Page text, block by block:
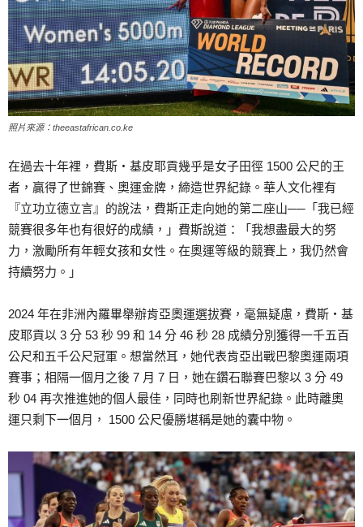
照片來源：theeastafrican.co.ke
在過去十年裡，費斯‧基皮耶貢幾乎是女子田徑 1500 公尺的王
者，贏得了世錦賽、奧運金牌，締造世界紀錄。華人文化裡有
『立功立德立言』的說法，費斯正走向她的第二座山──「我已經
競賽很多年也有很好的成績，」費斯說道：「我想盡最大的努
力，激勵所有年輕女孩和女性。在奧運等級的競賽上，我仍然會
持續努力。」
2024 年在非洲內羅畢舉辦肯亞奧運選拔賽，毫無疑慮，費斯‧基
皮耶貢以 3 分 53 秒 99 和 14 分 46 秒 28 成績分別獲得一千五百
公尺和五千公尺冠軍。想當然耳，她代表肯亞出戰巴黎奧運兩項
賽事；相隔一個月之後 7 月 7 日，她在鑽石聯賽巴黎以 3 分 49
秒 04 再次推進她的個人最佳，同時也刷新世界紀錄。此時離奧
運只剩下一個月， 1500 公尺優勝堪稱是她的囊中物。